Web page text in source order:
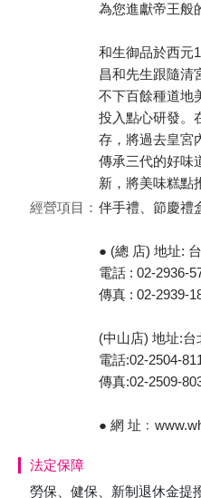
為您進獻帝王般
和生御品於西元
昌和先生跟隨清
不下百餘種道地
投入點心研發。
存，將過去皇宮
傳承三代的好味
新，將美味糕點
經營項目： 伴手禮、節慶禮
● (總 店) 地址:
電話 : 02-2936-
傳真 : 02-2939-
(中山店) 地址:
電話:02-2504-
傳真:02-2509-
● 網 址
法定保障
勞保、健保、新制退休金提